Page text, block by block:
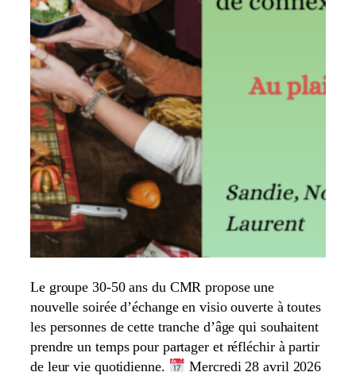
Le groupe 30-50 ans du CMR propose une
nouvelle soirée d’échange en visio ouverte à toutes
les personnes de cette tranche d’âge qui souhaitent
prendre un temps pour partager et réfléchir à partir
de leur vie quotidienne.
Mercredi 28 avril 2026